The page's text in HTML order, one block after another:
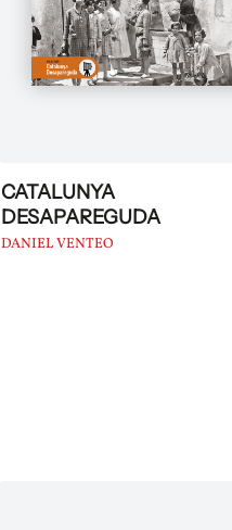
CATALUNYA
DESAPAREGUDA
DANIEL VENTEO